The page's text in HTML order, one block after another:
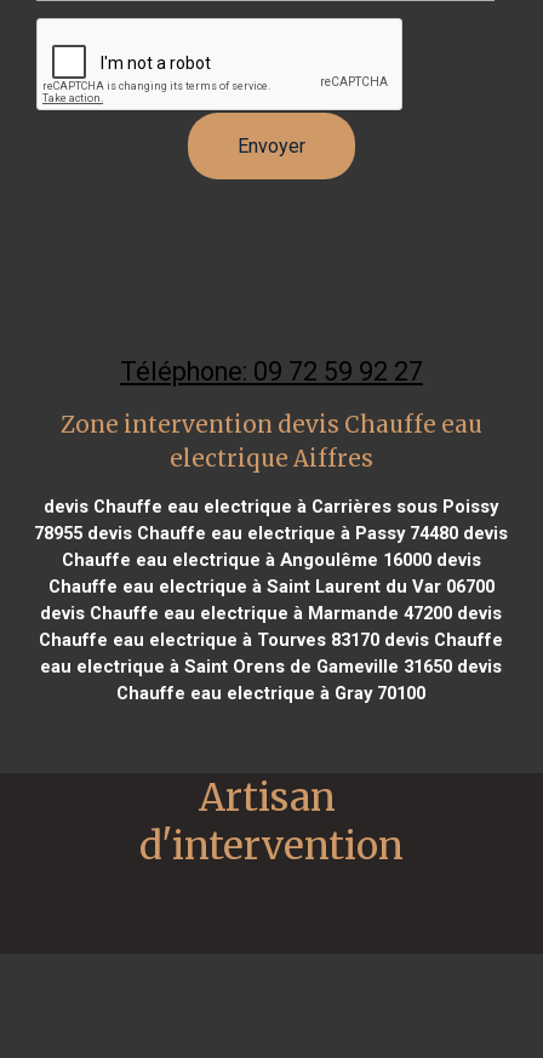
Téléphone: 09 72 59 92 27
Zone intervention devis Chauffe eau
electrique Aiffres
devis Chauffe eau electrique à Carrières sous Poissy
78955 devis Chauffe eau electrique à Passy 74480 devis
Chauffe eau electrique à Angoulême 16000devis
Chauffe eau electrique à Saint Laurent du Var 06700
devis Chauffe eau electrique à Marmande 47200 devis
Chauffe eau electrique à Tourves 83170 devis Chauffe
eau electrique à Saint Orens de Gameville 31650 devis
Chauffe eau electrique à Gray 70100
Artisan
d'intervention